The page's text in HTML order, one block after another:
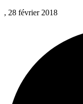
, 28 février 2018